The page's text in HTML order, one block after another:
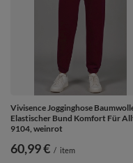
Vivisence Jogginghose
Elastischer Bund Komfort Für
9104, weinrot
60,99 € / item